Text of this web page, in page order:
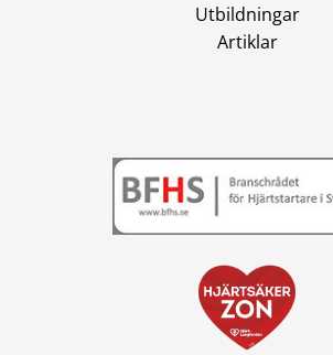
Utbildningar
Artiklar